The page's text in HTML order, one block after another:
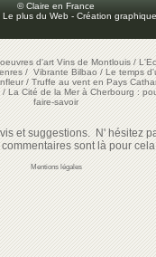
© Claire en France
plus du Web - Création
d'art Vins de Montlouis/
/Vibrante Bilbao/Le temps
/Truffe au vent en Pays
/La Cité de la Mer à Cherbourg :
faire-savoir
et suggestions. N' hésitez
sont là pour cela
Mentions légales